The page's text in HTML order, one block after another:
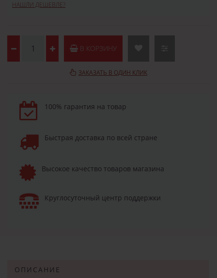
НАШЛИ ДЕШЕВЛЕ?
В КОРЗИНУ
ЗАКАЗАТЬ В ОДИН КЛИК
100% гарантия на товар
Быстрая доставка по всей стране
Высокое качество товаров магазина
Круглосуточный центр поддержки
ОПИСАНИЕ